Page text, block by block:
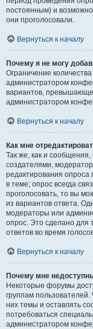
постоянным) и
они проголосовали.
Вернуться к началу
Почему я не могу
Ограничение
администратором
вариантов,
администратором
Вернуться к началу
Как мне
Так же, как и сообщения,
создателями,
редактирования опроса
в теме; опрос всегда
проголосовать, то вы
из вариантов ответа.
модераторы или
опрос. Это сделано для
ответов во время
Вернуться к началу
Почему мне
Некоторые форумы
группам
них темы и оставлять
потребоваться
администратором